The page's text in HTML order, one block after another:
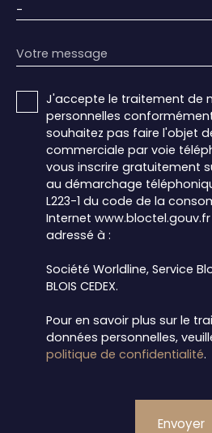
-
Votre message
J'accepte le traitement de
personnelles conformément
souhaitez pas faire l'objet
commerciale par voie
vous inscrire gratuitement
au démarchage
L223-1 du code de la
Internet
adressé à :
Société Worldline, Service
BLOIS CEDEX.
Pour en savoir plus sur le
données personnelles,
politique de confidentialité.
Envoyer